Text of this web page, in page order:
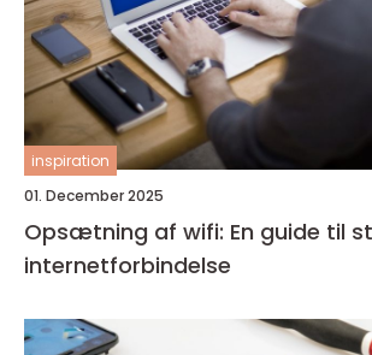
inspiration
01. December 2025
Opsætning af wifi: En guide til
internetforbindelse